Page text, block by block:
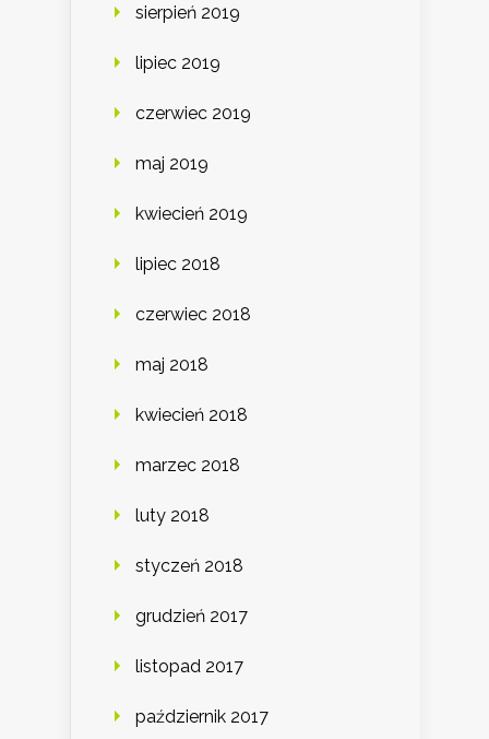
sierpień 2019
lipiec 2019
czerwiec 2019
maj 2019
kwiecień 2019
lipiec 2018
czerwiec 2018
maj 2018
kwiecień 2018
marzec 2018
luty 2018
styczeń 2018
grudzień 2017
listopad 2017
październik 2017